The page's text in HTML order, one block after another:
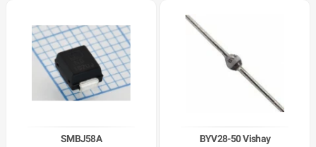
BYV28-50 Vishay
SMBJ58A